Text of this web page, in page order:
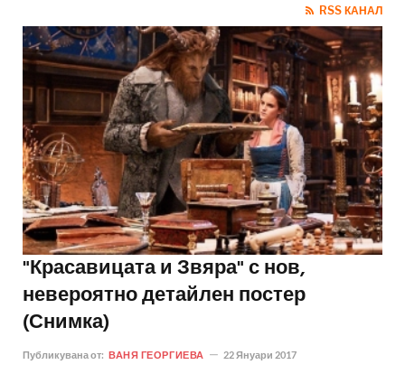
RSS КАНАЛ
"Красавицата и Звяра" с нов,
невероятно детайлен постер
(Снимка)
Публикувана от: ВАНЯ ГЕОРГИЕВА 22 Януари 2017